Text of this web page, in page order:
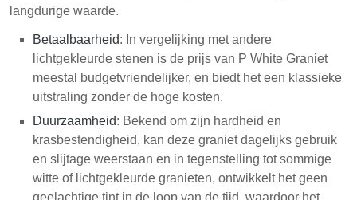
langdurige waarde.
Betaalbaarheid: In vergelijking met andere
lichtgekleurde stenen is de prijs van P White Graniet
meestal budgetvriendelijker, en biedt het een klassieke
uitstraling zonder de hoge kosten.
Duurzaamheid: Bekend om zijn hardheid en
krasbestendigheid, kan deze graniet dagelijks gebruik
en slijtage weerstaan en in tegenstelling tot sommige
witte of lichtgekleurde granieten, ontwikkelt het geen